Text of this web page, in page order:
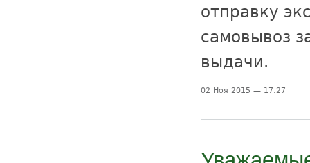
отправку
самовывоз
выдачи.
02 Ноя 2015 — 17:27